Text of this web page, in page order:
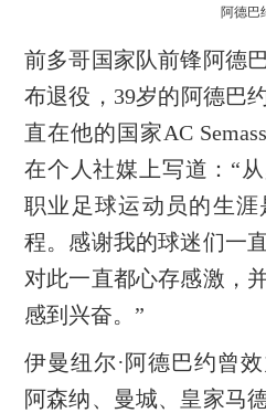
阿德巴
前多哥国家队前锋阿德
布退役，39岁的阿德巴
直在他的国家AC
在个人社媒上写道：“
职业足球运动员的生
程。感谢我的球迷们一
对此一直都心存感激，
感到兴奋。”
伊曼纽尔·阿德巴约曾
阿森纳、曼城、皇家马